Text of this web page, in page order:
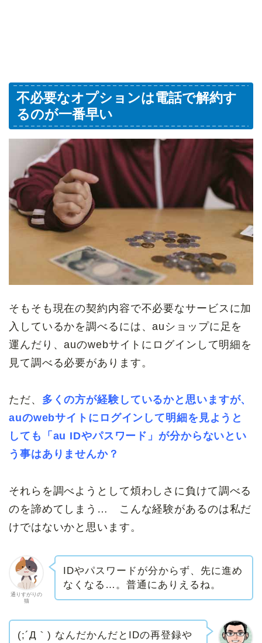
不必要なオプションは電話で解約す
るのが一番早い
そもそも現在の契約内容で不必要なサービスに加
入しているかを調べるには、auショップに足を
運んだり、auのwebサイトにログインして明細を
見て調べる必要があります。
ただ、 多くの方が経験しているかと思いますが、
auのwebサイトにログインして明細を見ようと
しても「au IDやパスワード」が分からないとい
う事はありませんか？
それらを調べようとして煩わしさに負けて調べる
のを諦めてしまう… こんな経験があるのは私だ
けではないかと思います。
通りすがりの
猫
IDやパスワードが分からず、先に進め
なくなる…。普通にありえるね。
(;´Д｀) なんだかんだとIDの再登録や